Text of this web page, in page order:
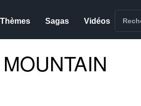
Thèmes Sagas Vidéos